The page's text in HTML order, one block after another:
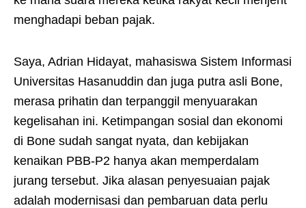
menghadapi beban pajak.
Saya, Adrian Hidayat, mahasiswa Sistem Informasi
Universitas Hasanuddin dan juga putra asli Bone,
merasa prihatin dan terpanggil menyuarakan
kegelisahan ini. Ketimpangan sosial dan ekonomi
di Bone sudah sangat nyata, dan kebijakan
kenaikan PBB-P2 hanya akan memperdalam
jurang tersebut. Jika alasan penyesuaian pajak
adalah modernisasi dan pembaruan data perlu